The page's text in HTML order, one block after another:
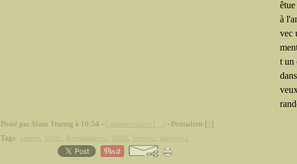
à
vec
t un
Posté par Alain Truong à 16:54 - - Permalien [ ]
Tags:
, , , , ,